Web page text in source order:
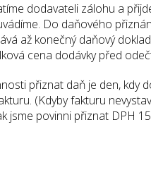
dodavateli zálohu a
Do daňového
až konečný daňový
cena dodávky před
přiznat daň je den, kdy
(Kdyby fakturu
jsme povinni přiznat DPH